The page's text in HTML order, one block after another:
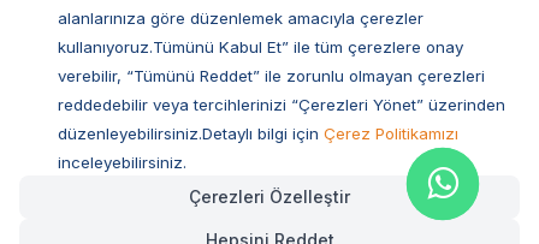
Müşteri Hizmetleri
Sıkça Sorulan Sorular
alanlarınıza göre düzenlemek amacıyla çerezler
kullanıyoruz.Tümünü Kabul Et” ile tüm çerezlere onay
verebilir, “Tümünü Reddet” ile zorunlu olmayan çerezleri
reddedebilir veya tercihlerinizi “Çerezleri Yönet” üzerinden
düzenleyebilirsiniz.Detaylı bilgi için Çerez Politikamızı
inceleyebilirsiniz.
Çerezleri Özelleştir
Hepsini Reddet